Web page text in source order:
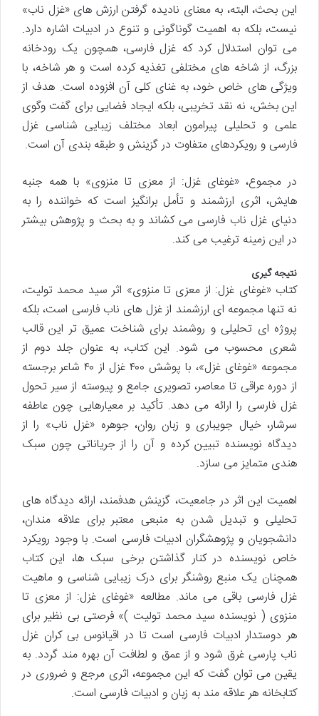
این بحث، البته، به معنای نادیده گرفتن ارزش های «غزل ناب»
نیست، بلکه به اهمیت گوناگونی و تنوع در ادبیات اشاره دارد.
می توان استدلال کرد که غزل فارسی، همچون یک رودخانه
بزرگ، از شاخه های مختلفی تغذیه کرده است و هر شاخه، با
ویژگی های خاص خود، به غنای کلی آن افزوده است. هدف از
این بخش، نه نقد تخریبی، بلکه ایجاد فضایی برای گفت وگوی
علمی و تحلیلی پیرامون ابعاد مختلف زیبایی شناسی غزل
فارسی و رویکردهای متفاوت در گزینش و طبقه بندی آن است.
در مجموع، «غوغای غزل: از معزی تا منزوی» با همه جنبه
هایش، اثری ارزشمند و تأمل برانگیز است که خواننده را به
دنیای غزل ناب فارسی می کشاند و به بحث و پژوهش بیشتر
در این زمینه ترغیب می کند.
نتیجه گیری
کتاب «غوغای غزل: از معزی تا منزوی» اثر سید محمد تولیت،
نه تنها مجموعه ای ارزشمند از غزل های ناب فارسی است، بلکه
پروژه ای تحلیلی و روشمند برای شناخت عمیق تر این قالب
شعری محسوب می شود. این کتاب، به عنوان جلد دوم از
مجموعه «غوغای غزل»، با پوشش ۴۰۰ غزل از ۴۰ شاعر برجسته
از دوره عراقی تا معاصر، تصویری جامع و پیوسته از سیر تحول
غزل فارسی را ارائه می دهد. تأکید بر معیارهایی چون عاطفه
سرشار، خیال جویباری و زبان روان، جوهره «غزل ناب» را از
دیدگاه نویسنده تبیین کرده و آن را از جریاناتی چون سبک
هندی متمایز می سازد.
اهمیت این اثر در جامعیت، گزینش هدفمند، ارائه دیدگاه های
تحلیلی و تبدیل شدن به منبعی معتبر برای علاقه مندان،
دانشجویان و پژوهشگران ادبیات فارسی است. با وجود رویکرد
خاص نویسنده در کنار گذاشتن برخی سبک ها، این کتاب
همچنان یک منبع روشنگر برای درک زیبایی شناسی و ماهیت
غزل فارسی باقی می ماند. مطالعه «غوغای غزل: از معزی تا
منزوی ( نویسنده سید محمد تولیت )» فرصتی بی نظیر برای
هر دوستدار ادبیات فارسی است تا در اقیانوس بی کران غزل
ناب پارسی غرق شود و از عمق و لطافت آن بهره مند گردد. به
یقین می توان گفت که این مجموعه، اثری مرجع و ضروری در
کتابخانه هر علاقه مند به زبان و ادبیات فارسی است.